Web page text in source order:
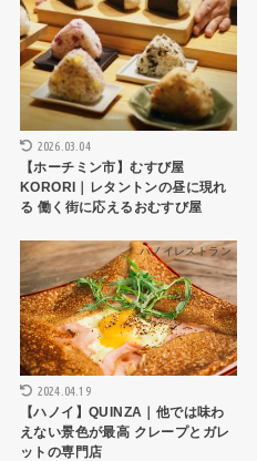
2026.03.04
【ホーチミン市】むすび屋
KORORI｜レタントンの昼に現れ
る 働く街に応えるおむすび屋
ハノイレストラン
2024.04.19
【ハノイ】QUINZA｜他では味わ
えない景色が最高 クレープとガレ
ットの専門店